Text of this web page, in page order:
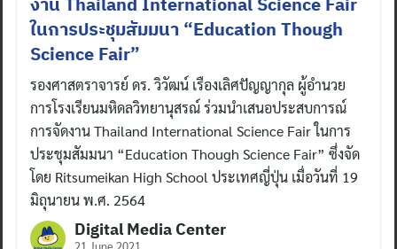
ในการประชุมสัมมนา “Education Though
Science Fair”
รองศาสตราจารย์ ดร. วิวัฒน์ เรืองเลิศปัญญากุล ผู้อำนวย
การโรงเรียนมหิดลวิทยานุสรณ์ ร่วมนำเสนอประสบการณ์
การจัดงาน Thailand International Science Fair ในการ
ประชุมสัมมนา “Education Though Science Fair” ซึ่งจัด
โดย Ritsumeikan High School ประเทศญี่ปุ่น เมื่อวันที่ 19
มิถุนายน พ.ศ. 2564
Digital Media Center
21 June 2021